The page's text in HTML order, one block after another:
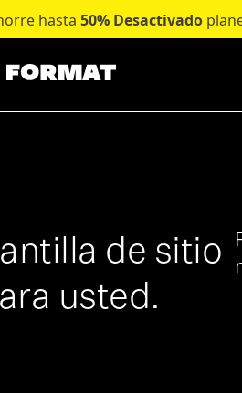
hasta 50% Desactivado
de sitio
usted.